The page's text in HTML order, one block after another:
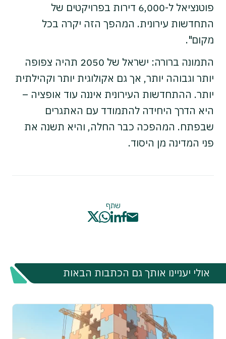
פוטנציאל ל-6,000 דירות בפרויקטים של
התחדשות עירונית. המהפך הזה יקרה בכל
מקום".
התמונה ברורה: ישראל של 2050 תהיה צפופה
יותר וגבוהה יותר, אך גם אקולוגית יותר וקהילתית
יותר. ההתחדשות העירונית איננה עוד אופציה –
היא הדרך היחידה להתמודד עם האתגרים
שבפתח. המהפכה כבר החלה, והיא תשנה את
פני המדינה מן היסוד.
שתף
אולי יעניינו אותך גם הכתבות הבאות